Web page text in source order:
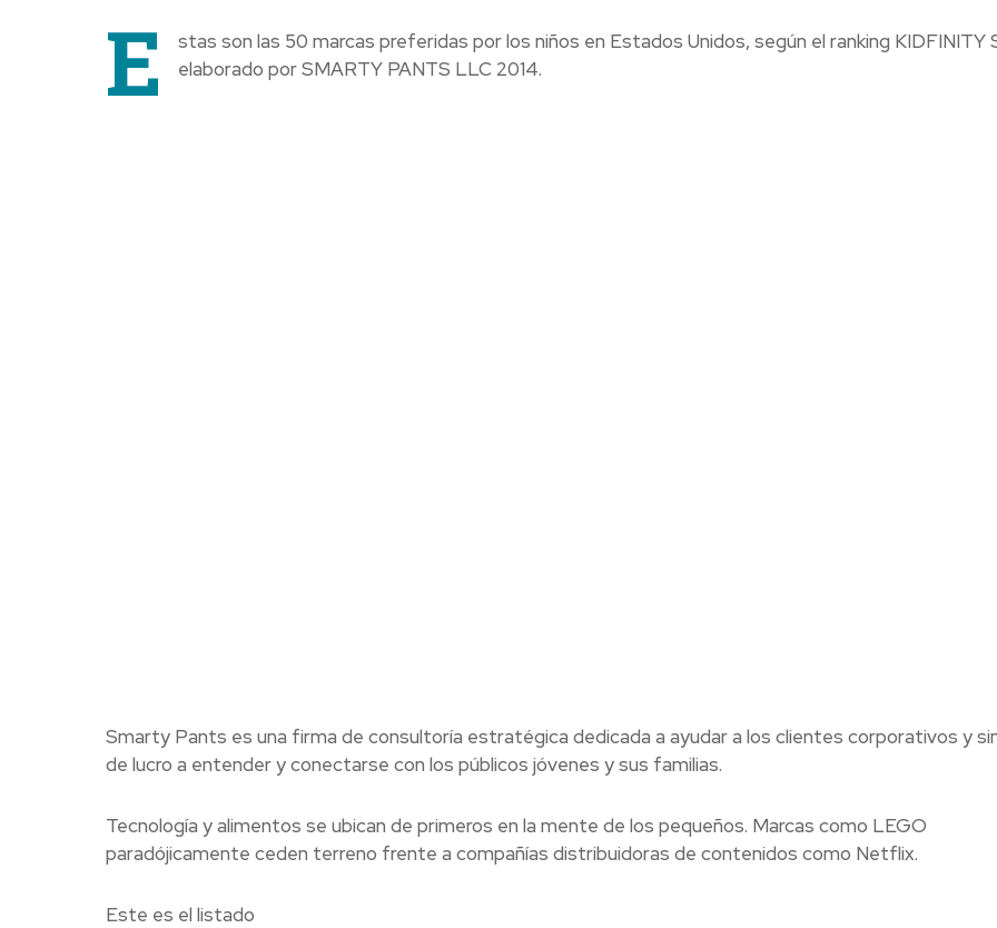
E
stas son las 50 marcas preferidas por los niños en Estados Unidos, según el ranking KIDFINITY
elaborado por SMARTY PANTS LLC 2014.
Smarty Pants es una firma de consultoría estratégica dedicada a ayudar a los clientes corporativos y
de lucro a entender y conectarse con los públicos jóvenes y sus familias.
Tecnología y alimentos se ubican de primeros en la mente de los pequeños. Marcas como LEGO
paradójicamente ceden terreno frente a compañías distribuidoras de contenidos como Netflix.
Este es el listado